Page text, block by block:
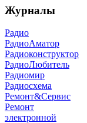
Журналы
Радио
РадиоАматор
Радиоконструктор
РадиоЛюбитель
Радиомир
Радиосхема
Ремонт&Сервис
Ремонт
электронной